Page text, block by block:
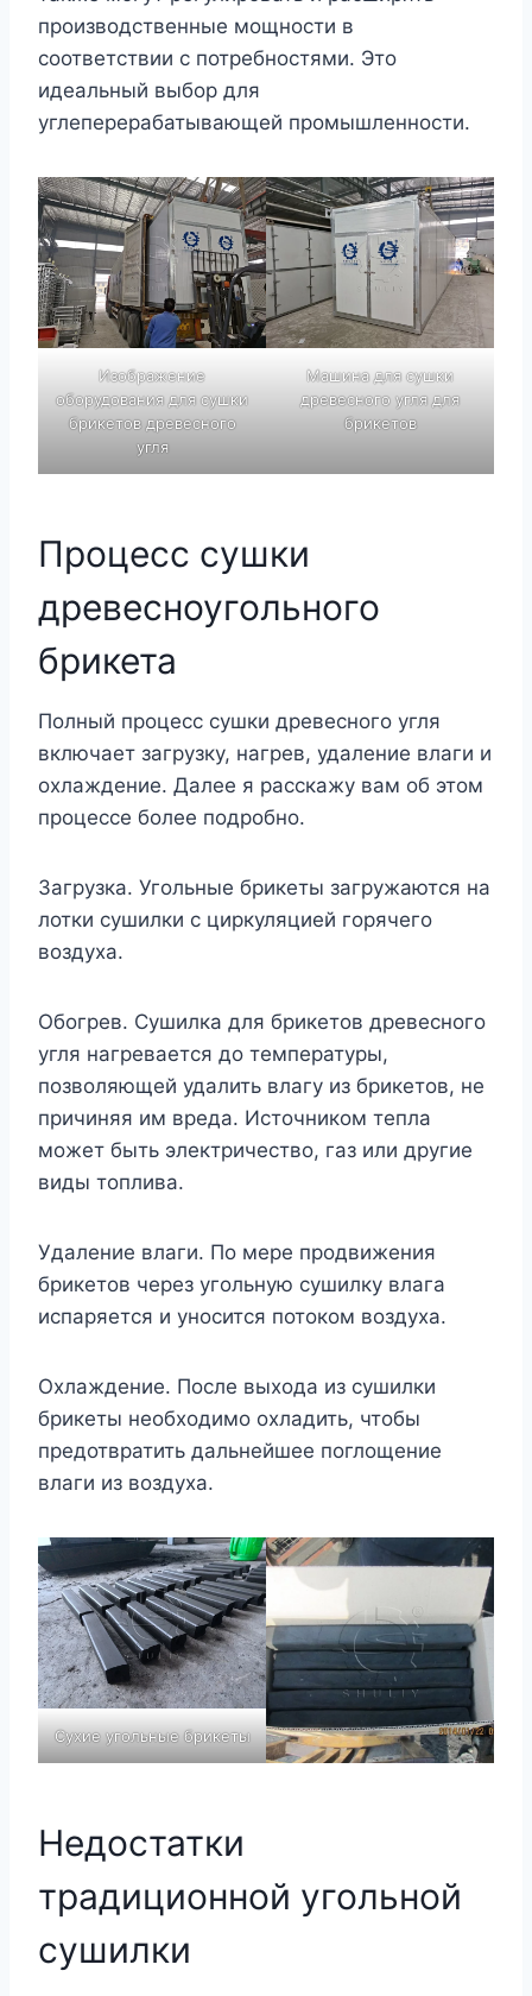
производственные мощности в
соответствии с потребностями. Это
идеальный выбор для
углеперерабатывающей промышленности.
Изображение
оборудования для сушки
брикетов древесного
угля
Машина для сушки
древесного угля для
брикетов
Процесс сушки
древесноугольного
брикета
Полный процесс сушки древесного угля
включает загрузку, нагрев, удаление влаги и
охлаждение. Далее я расскажу вам об этом
процессе более подробно.
Загрузка. Угольные брикеты загружаются на
лотки сушилки с циркуляцией горячего
воздуха.
Обогрев. Сушилка для брикетов древесного
угля нагревается до температуры,
позволяющей удалить влагу из брикетов, не
причиняя им вреда. Источником тепла
может быть электричество, газ или другие
виды топлива.
Удаление влаги. По мере продвижения
брикетов через угольную сушилку влага
испаряется и уносится потоком воздуха.
Охлаждение. После выхода из сушилки
брикеты необходимо охладить, чтобы
предотвратить дальнейшее поглощение
влаги из воздуха.
Сухие угольные брикеты
Недостатки
традиционной угольной
сушилки